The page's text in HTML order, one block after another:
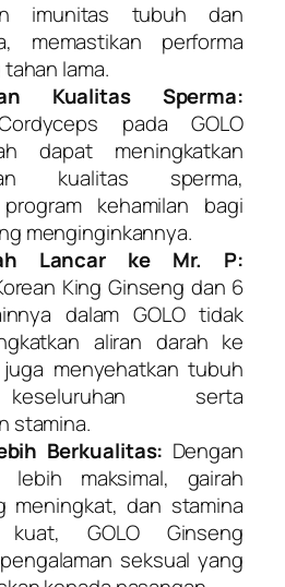
imunitas tubuh dan
memastikan performa
lama.
Kualitas Sperma:
pada GOLO
dapat meningkatkan
kualitas sperma,
kehamilan bagi
menginginkannya.
Lancar ke Mr. P:
King Ginseng dan 6
dalam GOLO tidak
aliran darah ke
menyehatkan tubuh
serta
stamina.
Berkualitas: Dengan
lebih maksimal, gairah
meningkat, dan stamina
GOLO Ginseng
seksual yang